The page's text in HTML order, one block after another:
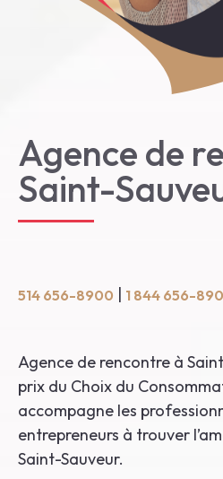
Agence de
Saint-
514 656-8900 1 844 656-
Agence de rencontre à
prix du Choix du
accompagne les
entrepreneurs à trouver
Saint-Sauveur.